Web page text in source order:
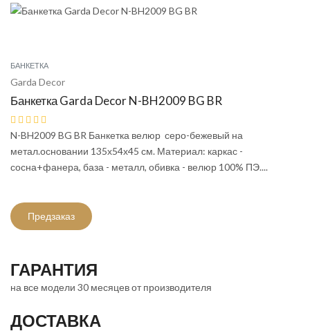
БАНКЕТКА
Garda Decor
Банкетка Garda Decor N-BH2009 BG BR
N-BH2009 BG BR Банкетка велюр серо-бежевый на
метал.основании 135х54х45 см. Материал: каркас -
сосна+фанера, база - металл, обивка - велюр 100% ПЭ....
Предзаказ
ГАРАНТИЯ
на все модели 30 месяцев от производителя
ДОСТАВКА